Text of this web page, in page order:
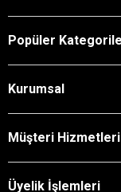
Popüler
Kurumsal
Müşteri Hizmetleri
Üyelik İşlemleri